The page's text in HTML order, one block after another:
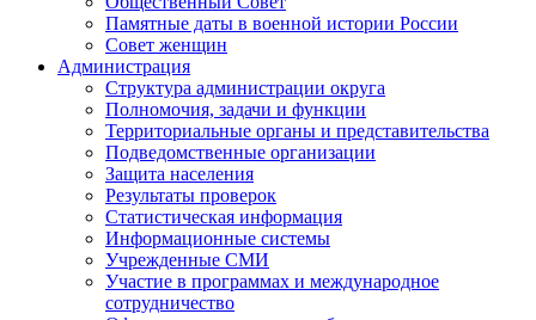
Памятные даты в военной истории России
Совет женщин
Администрация
Структура администрации округа
Полномочия, задачи и функции
Территориальные органы и представительства
Подведомственные организации
Защита населения
Результаты проверок
Статистическая информация
Информационные системы
Учрежденные СМИ
Участие в программах и международное
сотрудничество